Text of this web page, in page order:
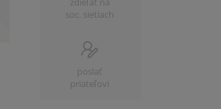
soc. sietiach
poslať
priateľovi